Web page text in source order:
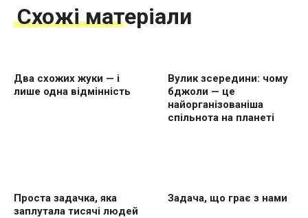
Схожі матеріали
Два схожих жуки — і
лише одна відмінність
Вулик зсередини: чому
бджоли — це
найорганізованіша
спільнота на планеті
Проста задачка, яка
заплутала тисячі людей
Задача, що грає з нами